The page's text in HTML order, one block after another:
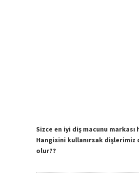
Sizce en iyi diş macunu markası
Hangisini kullanırsak dişlerimiz
olur??